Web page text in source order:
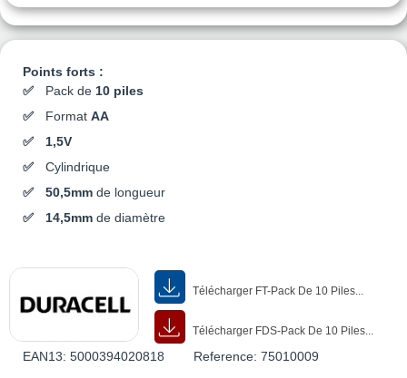
Points forts :
Pack de 10 piles
Format AA
1,5V
Cylindrique
50,5mm de longueur
14,5mm de diamètre
Télécharger FT-Pack De 10 Piles...
Télécharger FDS-Pack De 10 Piles...
EAN13: 5000394020818 Reference: 75010009